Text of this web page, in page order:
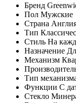
Бренд
Пол Мужские
Страна
Тип
Стиль На
Назначение
Механизм
Тип
Функции С
Стекло